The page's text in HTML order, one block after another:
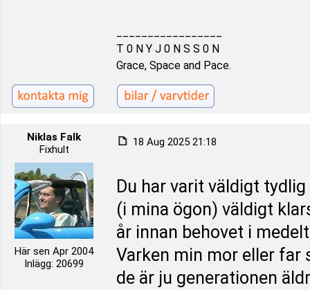
T 0 N Y J 0 N S S 0 N
Grace, Space and Pace.
Niklas Falk
Fixhult
Här sen Apr 2004
Inlägg: 20699
18 Aug 2025 21:18
Du har varit väldigt
(i mina ögon) väldigt
år innan behovet i
Varken min mor eller far
de är ju generationen